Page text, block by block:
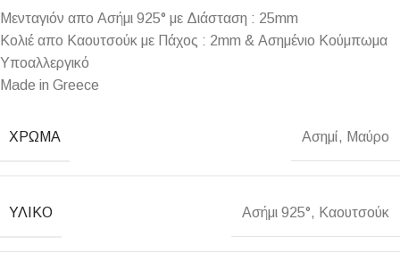
Μενταγιόν απο Ασήμι 925° με Διάσταση : 25mm
Κολιέ απο Καουτσούκ με Πάχος : 2mm & Ασημένιο Κούμπωμα
Υποαλλεργικό
Made in Greece
ΧΡΏΜΑ Ασημί, Μαύρο
ΥΛΙΚΌ Ασήμι 925°, Καουτσούκ